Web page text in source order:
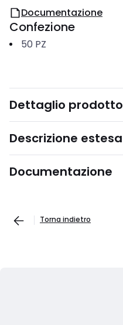
Documentazione
Confezione
50 PZ
Dettaglio prodotto
Descrizione estesa
Documentazione
Torna indietro